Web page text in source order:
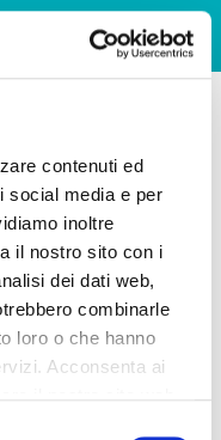
contenuti ed
social media e per
inoltre
il nostro sito con i
dei dati web,
combinarle
loro o che hanno
Acconsenta ai